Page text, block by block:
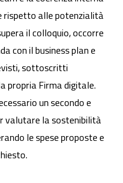
rispetto alle potenzialità
il colloquio, occorre
con il business plane
sottoscritti
propria Firma digitale.
un secondo e
valutare lasostenibilità
le spese proposte e